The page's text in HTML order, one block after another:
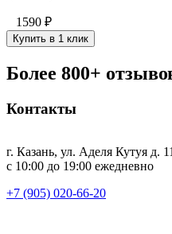
1590 ₽
Купить в 1 клик
Более 800+
Контакты
г. Казань, ул. Аделя Кутуя д.
с 10:00 до 19:00 ежедневно
+7 (905) 020-66-20